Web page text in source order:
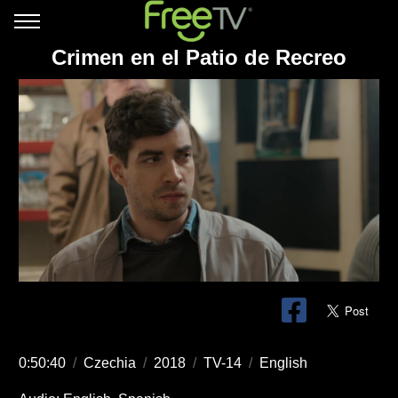
Crimen en el Patio de Recreo
0:50:40 / Czechia / 2018 / TV-14 / English